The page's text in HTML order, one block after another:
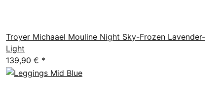
Troyer Michaael Mouline Night Sky-Frozen Lavender-
Light
139,90 € *